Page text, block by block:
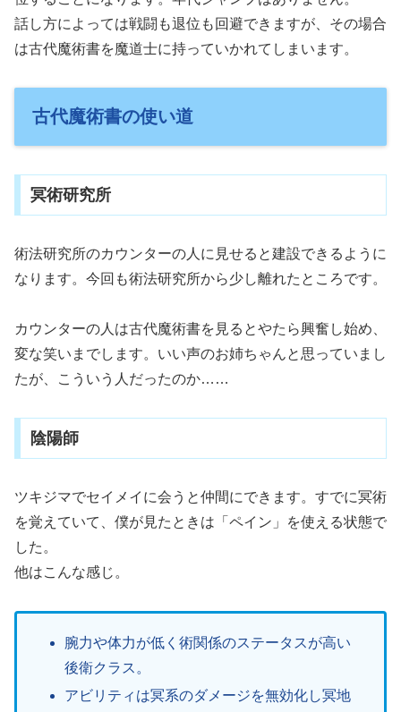
話し方によっては戦闘も退位も回避できますが、その場合
は古代魔術書を魔道士に持っていかれてしまいます。
古代魔術書の使い道
冥術研究所
術法研究所のカウンターの人に見せると建設できるように
なります。今回も術法研究所から少し離れたところです。
カウンターの人は古代魔術書を見るとやたら興奮し始め、
変な笑いまでします。いい声のお姉ちゃんと思っていまし
たが、こういう人だったのか……
陰陽師
ツキジマでセイメイに会うと仲間にできます。すでに冥術
を覚えていて、僕が見たときは「ペイン」を使える状態で
した。
他はこんな感じ。
腕力や体力が低く術関係のステータスが高い
後衛クラス。
アビリティは冥系のダメージを無効化し冥地